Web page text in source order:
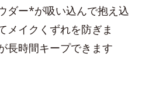
ダー*が吸い込んで抱え込
メイクくずれを防ぎま
長時間キープできます